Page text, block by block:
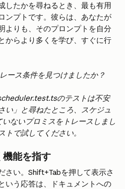
したかを尋ねるとき、最も有用
ンプトです。彼らは、あなたが
よりも、そのプロンプトを自分
からより多くを学び、すぐに行
ース条件を見つけましたか？
のテストは不安
い」と尋ねたところ、スケジュ
ないプロミスをトレースしまし
トで試してください。
機能を指す
さい。Shift+Tabを押して表示さ
いう応答は、ドキュメントへの